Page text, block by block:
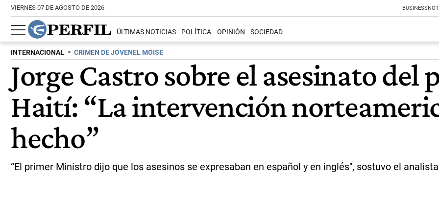
VIERNES 07 DE AGOSTO DE 2026 BUSINESS
ÚLTIMAS NOTICIAS POLÍTICA OPINIÓN SOCIEDAD
INTERNACIONAL CRIMEN DE JOVENEL MOISE
Jorge Castro sobre el asesinato del
Haití: “La intervención
hecho”
“El primer Ministro dijo que los asesinos se expresaban en español y en inglés", sostuvo el